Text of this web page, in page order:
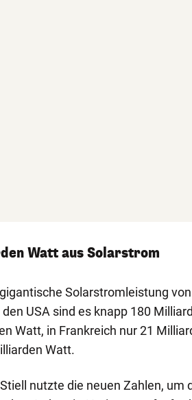
Watt aus Solarstrom
Solarstromleistung
USA sind es knapp 180
Watt, in Frankreich nur 21
Watt.
nutzte die neuen Zahlen, um